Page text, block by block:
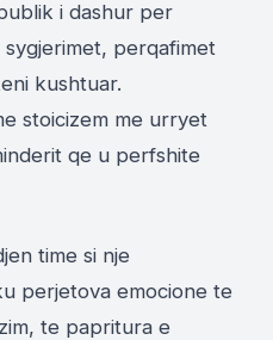
i dashur per
perqafimet
kushtuar.
stoicizem me urryet
qe u perfshite
time si nje
perjetova emocione te
te papritura e